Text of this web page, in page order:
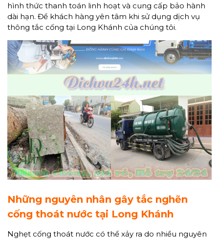
hình thức thanh toán linh hoạt và cung cấp bảo hành
dài hạn. Để khách hàng yên tâm khi sử dụng dịch vụ
thông tắc cống tại Long Khánh của chúng tôi.
Những nguyên nhân gây tắc nghẽn
cống thoát nước tại Long Khánh
Nghẹt cống thoát nước có thể xảy ra do nhiều nguyên